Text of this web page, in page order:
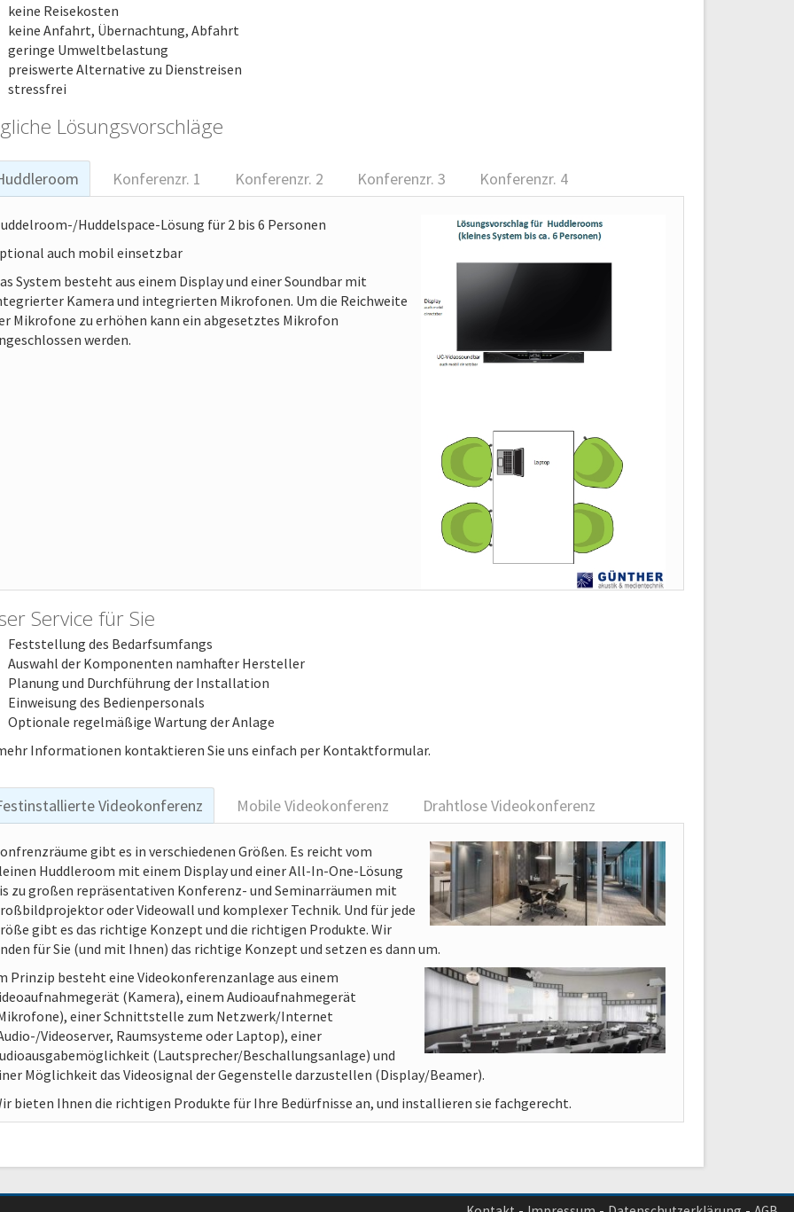
keine Reisekosten
keine Anfahrt, Übernachtung, Abfahrt
geringe Umweltbelastung
preiswerte Alternative zu Dienstreisen
stressfrei
Lösungsvorschläge
Konferenzr. 1 Konferenzr. 2 Konferenzr. 3 Konferenzr. 4
Huddelspace-Lösung für 2 bis 6 Personen
auch mobil einsetzbar
System besteht aus einem Display und einer Soundbar mit
Kamera und integrierten Mikrofonen. Um die Reichweite
Mikrofone zu erhöhen kann ein abgesetztes Mikrofon
werden.
Service für Sie
Feststellung des Bedarfsumfangs
Auswahl der Komponenten namhafter Hersteller
Planung und Durchführung der Installation
Einweisung des Bedienpersonals
Optionale regelmäßige Wartung der Anlage
Informationen kontaktieren Sie uns einfach per Kontaktformular.
Videokonferenz Mobile Videokonferenz Drahtlose Videokonferenz
gibt es in verschiedenen Größen. Es reicht vom
Huddleroom mit einem Display und einer All-In-One-Lösung
zu großen repräsentativen Konferenz- und Seminarräumen mit
oder Videowall und komplexer Technik. Und für jede
gibt es das richtige Konzept und die richtigen Produkte. Wir
für Sie (und mit Ihnen) das richtige Konzept und setzen es dann um.
Prinzip besteht eine Videokonferenzanlage aus einem
(Kamera), einem Audioaufnahmegerät
einer Schnittstelle zum Netzwerk/Internet
Videoserver, Raumsysteme oder Laptop), einer
(Lautsprecher/Beschallungsanlage) und
Möglichkeit das Videosignal der Gegenstelle darzustellen (Display/Beamer).
bieten Ihnen die richtigen Produkte für Ihre Bedürfnisse an, und installieren sie fachgerecht.